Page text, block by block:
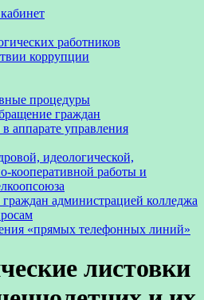
работников
коррупции
процедуры
граждан
аппарате управления
идеологической,
кооперативной работы и
администрацией колледжа
«прямых телефонных линий»
листовки